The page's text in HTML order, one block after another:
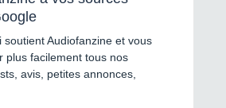
soutient Audiofanzine et vous
plus facilement tous nos
avis, petites annonces,